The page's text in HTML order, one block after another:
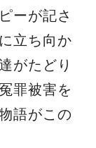
ーが記さ
立ち向か
がたどり
罪被害を
語がこの